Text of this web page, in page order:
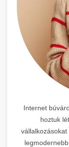
Internet
hoztuk